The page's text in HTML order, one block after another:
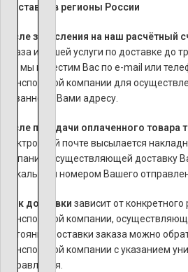
Доставка в регионы России
После зачисления на наш расчётный
заказа и нашей услуги по доставке до
чем мы известим Вас по e-mail или
транспортной компании для
указанному Вами адресу.
После передачи оплаченного товара
электронной почте высылается
компании, осуществляющей доставку
уникальным номером Вашего
Срок доставки зависит от
транспортной компании,
состояние доставки заказа можно
транспортной компании с указанием
отправления.